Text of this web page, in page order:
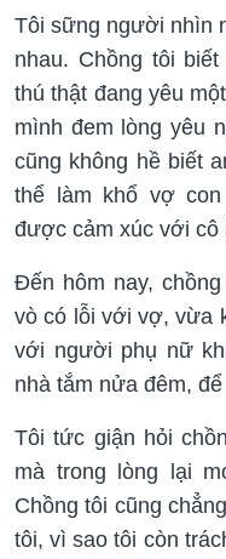
Tôi sững người nhìn
nhau. Chồng tôi
thú thật đang yêu
mình đem lòng yêu
cũng không hề biết
thể làm khổ vợ
được cảm xúc với cô
Đến hôm nay,
vò có lỗi với vợ, vừa
với người phụ nữ
nhà tắm nửa đêm,
Tôi tức giận hỏi
mà trong lòng lại
Chồng tôi cũng
tôi, vì sao tôi còn